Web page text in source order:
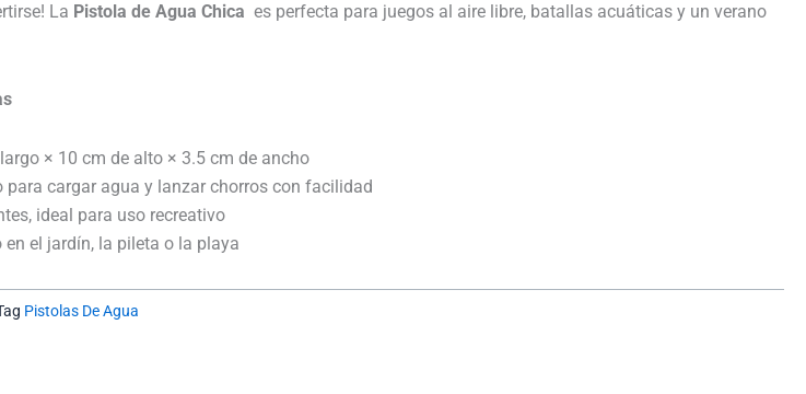
La Pistola de Agua Chica es perfecta para juegos al aire libre, batallas acuáticas y un verano
× 10 cm de alto × 3.5 cm de ancho
para cargar agua y lanzar chorros con facilidad
ideal para uso recreativo
el jardín, la pileta o la playa
Pistolas De Agua